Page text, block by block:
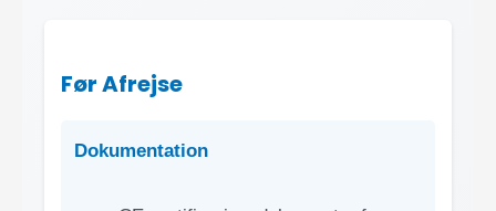
Før Afrejse
Dokumentation